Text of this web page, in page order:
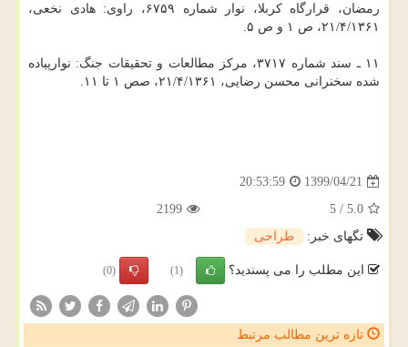
رمضان، قرارگاه کربلا، نوار شماره ۶۷۵۹، راوی: هادی نخعی،
۲۱/۴/۱۳۶۱، ص ۱ و ص ۵.
۱۱ ـ سند شماره ۳۷۱۷، مرکز مطالعات و تحقیقات جنگ: نوارپیاده
شده سخنرانی محسن رضایی، ۲۱/۴/۱۳۶۱، صص ۱ تا ۱۱.
1399/04/21
20:53:59
5.0
/
5
2199
تگهای خبر:
طراحی
این مطلب را می پسندید؟ (1)
(0)
تازه ترین مطالب مرتبط